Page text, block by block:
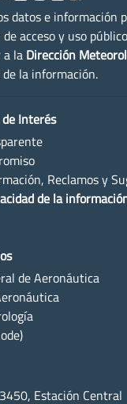
datos e información
acceso y uso
la Dirección
la información.
Interés
Reclamos y
de la
de Aeronáutica
Estación Central